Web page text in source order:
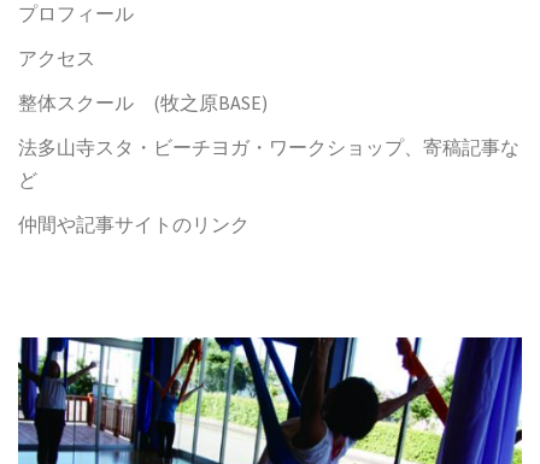
プロフィール
アクセス
整体スクール (牧之原BASE)
法多山寺スタ・ビーチヨガ・ワークショップ、寄稿記事な
ど
仲間や記事サイトのリンク